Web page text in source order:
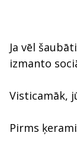
Ja vēl
izmanto
Visticamāk,
Pirms